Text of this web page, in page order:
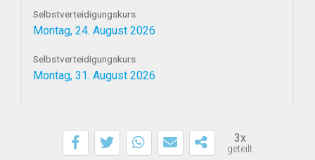
Selbstverteidigungskurs
Montag, 24. August 2026
Selbstverteidigungskurs
Montag, 31. August 2026
3x
geteilt